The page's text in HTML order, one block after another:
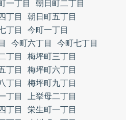
一丁目
朝日町二丁目
丁目
朝日町五丁目
丁目
今町一丁目
今町六丁目
今町七丁目
丁目
梅坪町三丁目
丁目
梅坪町六丁目
丁目
梅坪町九丁目
丁目
上挙母二丁目
丁目
栄生町一丁目